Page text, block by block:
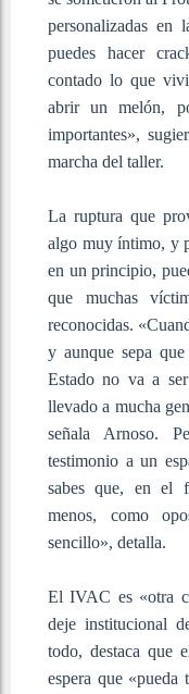
personalizadas en
puedes hacer
contado lo que
abrir un melón,
importantes»,
marcha del taller.
La ruptura que
algo muy íntimo, y
en un principio,
que muchas
reconocidas.
y aunque sepa
Estado no va a
llevado a mucha
señala Arnoso.
testimonio a un
sabes que, en el
menos, como
sencillo», detalla.
El IVAC es «otra
deje institucional
todo, destaca que
espera que